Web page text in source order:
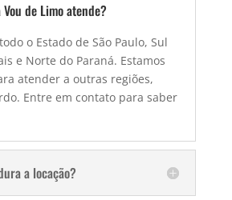
de Limo atende?
o Estado de São Paulo, Sul
e Norte do Paraná. Estamos
atender a outras regiões,
Entre em contato para saber
a locação?